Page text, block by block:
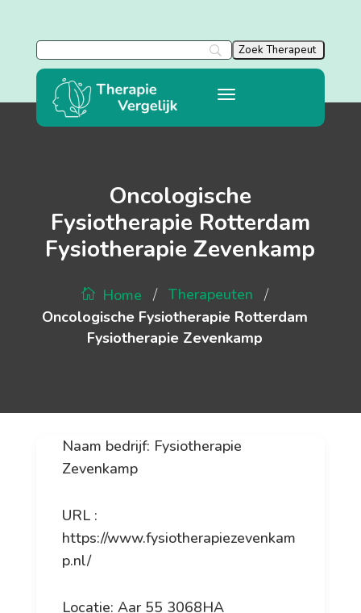
Oncologische
Fysiotherapie Rotterdam
Fysiotherapie Zevenkamp
Home / Therapeuten /
Oncologische Fysiotherapie Rotterdam
Fysiotherapie Zevenkamp
Naam bedrijf: Fysiotherapie
Zevenkamp
URL :
https://www.fysiotherapiezevenkam
p.nl/
Locatie: Aar 55 3068HA